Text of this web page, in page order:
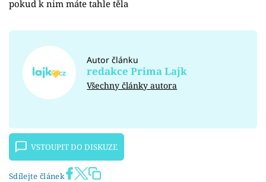
pokud k nim máte tahle těla
Autor článku
redakce Prima Lajk
Všechny články autora
VSTOUPIT DO DISKUZE
Sdílejte článek